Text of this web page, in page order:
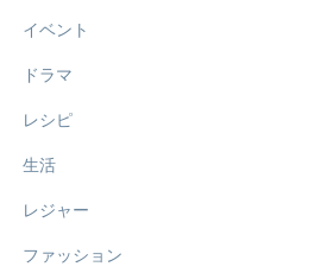
イベント
ドラマ
レシピ
生活
レジャー
ファッション